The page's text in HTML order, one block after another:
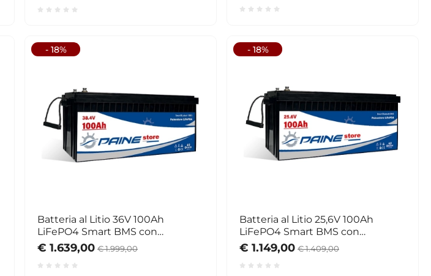
- 18%
Batteria al Litio 36V 100Ah
LiFePO4 Smart BMS con
Bluetooth
€ 1.639,00 € 1.999,00
- 18%
Batteria al Litio 25,6V 100Ah
LiFePO4 Smart BMS con
Bluetooth
€ 1.149,00 € 1.409,00